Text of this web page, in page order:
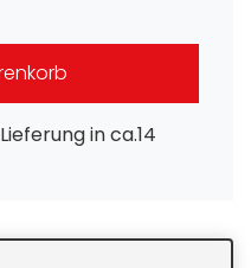
in ca.14